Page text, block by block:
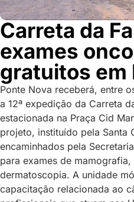
Carreta da
exames
gratuitos em
Ponte Nova receberá, entre
a 12ª expedição da Carreta
estacionada na Praça Cid
projeto, instituído pela Santa
encaminhados pela
para exames de
dermatoscopia. A unidade
capacitação relacionada ao